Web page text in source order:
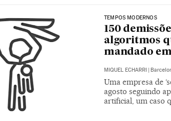
TEMPOS MODERNOS
150
algoritmos
mandado
MIQUEL ECHARRI
Uma empresa de
agosto seguindo
artificial, um caso